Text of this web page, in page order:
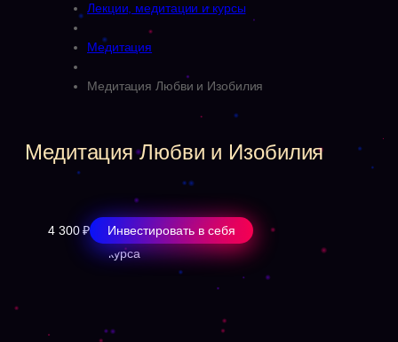
Лекции, медитации и курсы
Медитация
Медитация Любви и Изобилия
Медитация Любви и Изобилия
4 300 ₽ Инвестировать в себя